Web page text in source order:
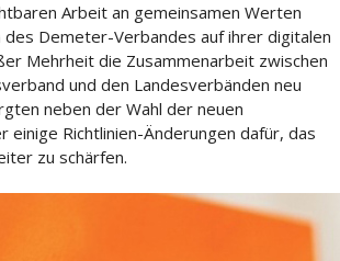
Arbeit an gemeinsamen Werten
Demeter-Verbandes auf ihrer digitalen
Mehrheit die Zusammenarbeit zwischen
und den Landesverbänden neu
neben der Wahl der neuen
einige Richtlinien-Änderungen dafür, das
zu schärfen.